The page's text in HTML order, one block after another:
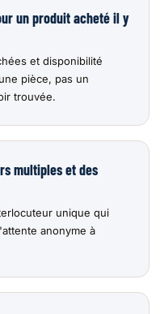
un produit acheté il y
et disponibilité
pièce, pas un
trouvée.
multiples et des
unique qui
anonyme à